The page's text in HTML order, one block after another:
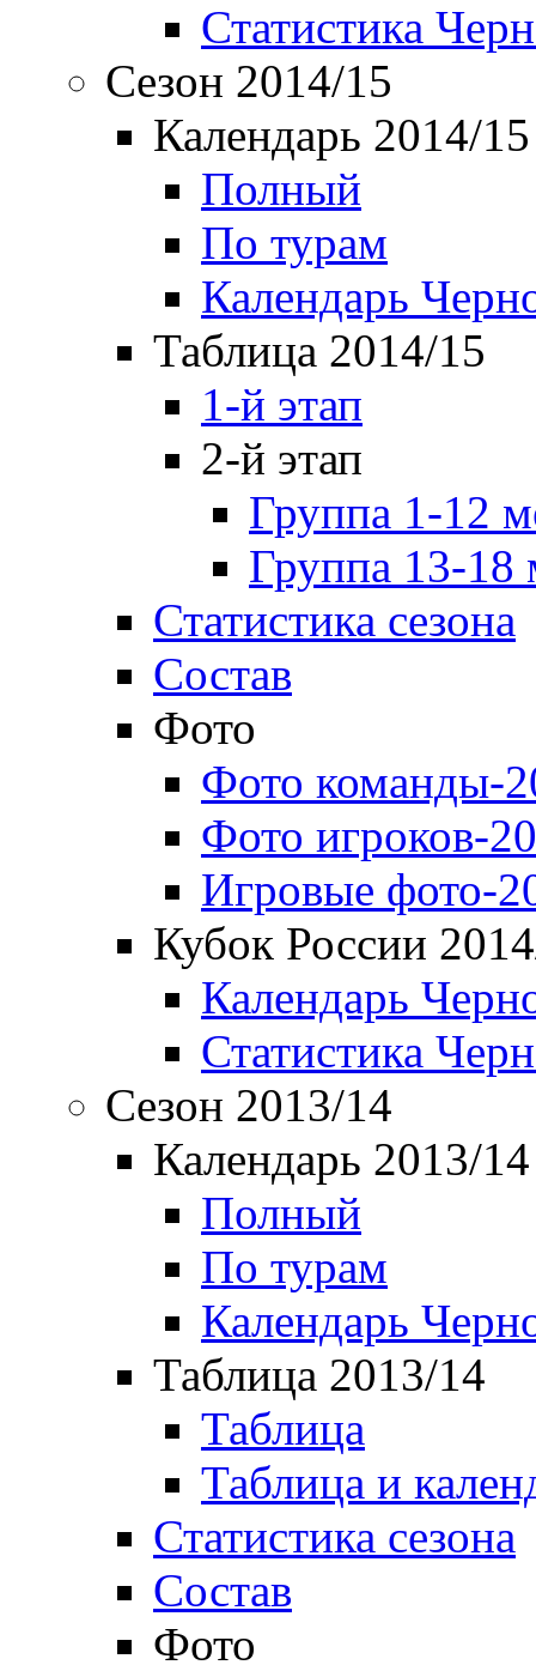
Статистика
Сезон 2014/15
Календарь 2014/15
Полный
По турам
Календарь
Таблица 2014/15
1-й этап
2-й этап
Группа 1-12
Группа 13-18
Статистика сезона
Состав
Фото
Фото команды-
Фото игроков-
Игровые фото-
Кубок России
Календарь
Статистика
Сезон 2013/14
Календарь 2013/14
Полный
По турам
Календарь
Таблица 2013/14
Таблица
Таблица и
Статистика сезона
Состав
Фото